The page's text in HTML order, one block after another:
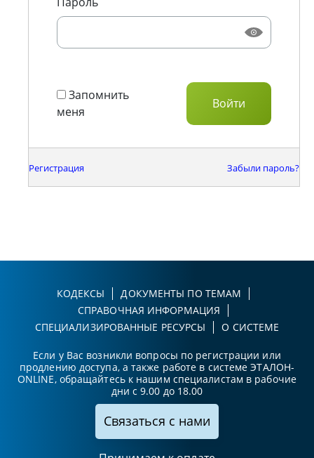
Запомнить
меня
Регистрация Забыли пароль?
КОДЕКСЫ
ДОКУМЕНТЫ ПО ТЕМАМ
СПРАВОЧНАЯ ИНФОРМАЦИЯ
СПЕЦИАЛИЗИРОВАННЫЕ РЕСУРСЫ
О СИСТЕМЕ
Если у Вас возникли вопросы по регистрации или
продлению доступа, а также работе в системе ЭТАЛОН-
ONLINE, обращайтесь к нашим специалистам в рабочие
дни с 9.00 до 18.00
Связаться с нами